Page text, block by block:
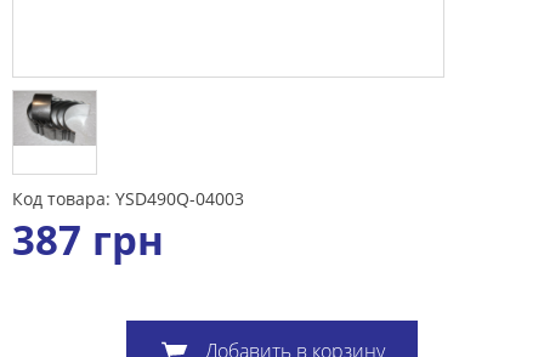
Код товара: YSD490Q-04003
387 грн
Добавить в корзину